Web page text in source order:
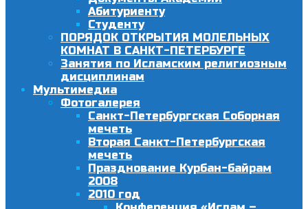
Абитуриенту
Студенту
ПОРЯДОК ОТКРЫТИЯ МОЛЕЛЬНЫХ
КОМНАТ В САНКТ-ПЕТЕРБУРГЕ
Занятия по Исламским религиозным
дисциплинам
Мультимедиа
Фотогалерея
Санкт-Петербургская Соборная
мечеть
Вторая Санкт-Петербургская
мечеть
Празднование Курбан-байрам
2008
2010 год